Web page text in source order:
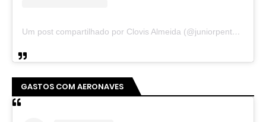
Um post compartilhado por Clovis Almeida (@juniorpentecoste01)
GASTOS COM AERONAVES